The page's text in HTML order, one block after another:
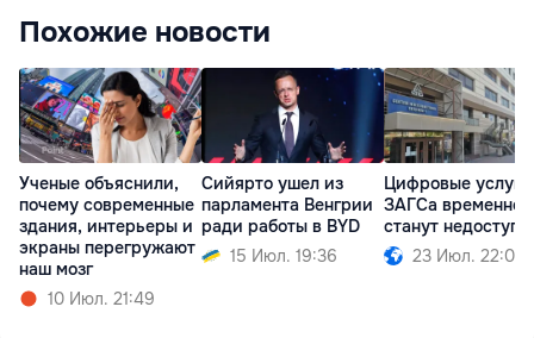
Похожие новости
Ученые объяснили,
почему современные
здания, интерьеры и
экраны перегружают
наш мозг
10 Июл. 21:49
Сийярто ушел из
парламента Венгрии
ради работы в BYD
15 Июл. 19:36
Цифровые услуги
ЗАГСа временно
станут
23 Июл. 22:00